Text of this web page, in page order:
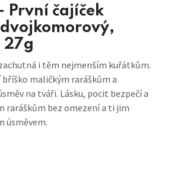
První čajíček
27g
i těm nejmenším kuřátkům.
bříško maličkým raráškům a
na tváři. Lásku, pocit bezpečí a
raráškům bez omezení a ti jim
úsměvem.